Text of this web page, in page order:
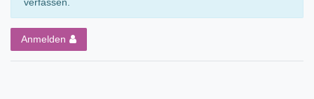
verfassen.
Anmelden